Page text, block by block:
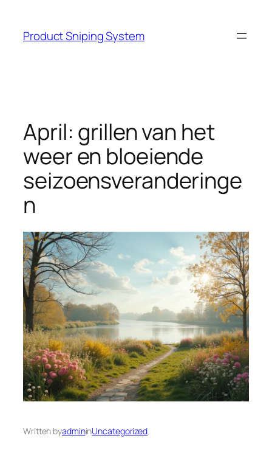
content
Product Sniping System
April: grillen van het
weer en bloeiende
seizoensveranderinge
n
Written byadmininUncategorized